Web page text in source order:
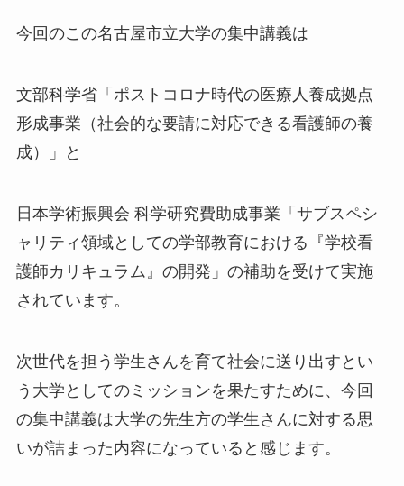
今回のこの名古屋市立大学の集中講義は
文部科学省「ポストコロナ時代の医療人養成拠点
形成事業（社会的な要請に対応できる看護師の養
成）」と
日本学術振興会 科学研究費助成事業「サブスペシ
ャリティ領域としての学部教育における『学校看
護師カリキュラム』の開発」の補助を受けて実施
されています。
次世代を担う学生さんを育て社会に送り出すとい
う大学としてのミッションを果たすために、今回
の集中講義は大学の先生方の学生さんに対する思
いが詰まった内容になっていると感じます。